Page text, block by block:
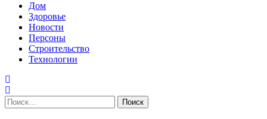
Дом
Здоровье
Новости
Персоны
Строительство
Технологии
Найти: